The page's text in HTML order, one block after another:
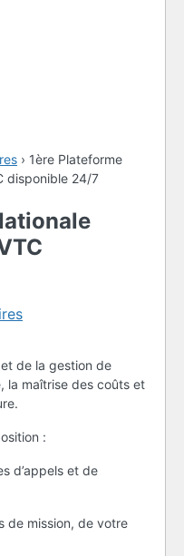
› 1ère Plateforme
disponible 24/7
de la gestion de
la maîtrise des coûts et
:
d’appels et de
de mission, de votre